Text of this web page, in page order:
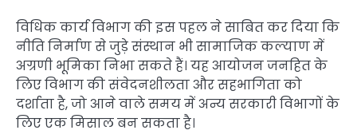
विधिक कार्य विभाग की इस पहल ने साबित कर दिया कि
नीति निर्माण से जुड़े संस्थान भी सामाजिक कल्याण में
अग्रणी भूमिका निभा सकते हैं। यह आयोजन जनहित के
लिए विभाग की संवेदनशीलता और सहभागिता को
दर्शाता है, जो आने वाले समय में अन्य सरकारी विभागों के
लिए एक मिसाल बन सकता है।